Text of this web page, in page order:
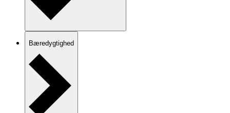
Bæredygtighed